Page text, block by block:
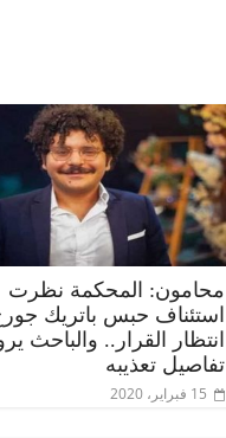
محامون: المحكمة نظرت
استئناف حبس باتريك
انتظار القرار.. والباحث
تفاصيل تعذيبه
15 فبراير، 2020